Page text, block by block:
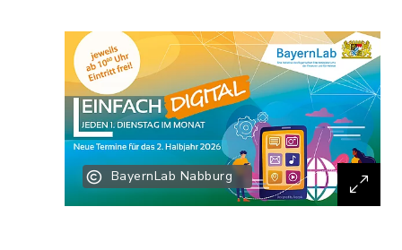
BayernLab Nabburg